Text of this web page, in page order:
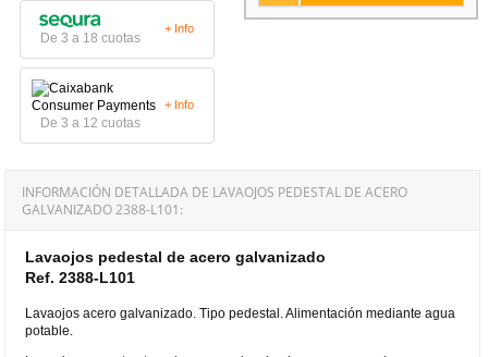
De 3 a 18 cuotas
+ Info
De 3 a 12 cuotas
+ Info
INFORMACIÓN DETALLADA DE LAVAOJOS PEDESTAL DE ACERO
GALVANIZADO 2388-L101:
Lavaojos pedestal de acero galvanizado
Ref. 2388-L101
Lavaojos acero galvanizado. Tipo pedestal. Alimentación mediante agua
potable.